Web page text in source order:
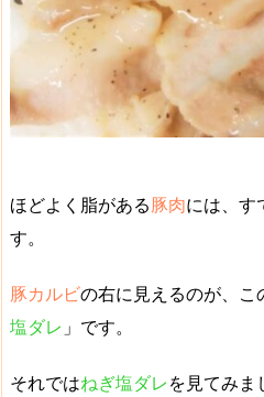
ほどよく脂がある豚肉には、す
す。
豚カルビの右に見えるのが、こ
塩ダレ 」です。
それではねぎ塩ダレを見てみま